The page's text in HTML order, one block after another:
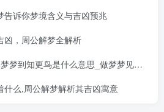
告诉你梦境含义与吉凶预兆
凶，周公解梦全解析
知更鸟是什么意思_做梦梦见知更鸟好不好
什么,周公解梦解析其吉凶寓意